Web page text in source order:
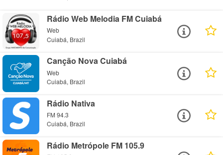
Rádio Web Melodia FM Cuiabá
Web
Cuiabá, Brazil
Canção Nova Cuiabá
Web
Cuiabá, Brazil
Rádio Nativa
FM 94.3
Cuiabá, Brazil
Rádio Metrópole FM 105.9